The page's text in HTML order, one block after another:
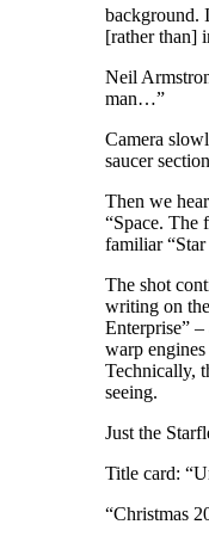
background.
[rather than]
Neil
man…”
Camera
saucer
Then we
“Space.
familiar
The shot
writing on
Enterprise”
warp
Technically,
seeing.
Just the
Title card:
“Christmas